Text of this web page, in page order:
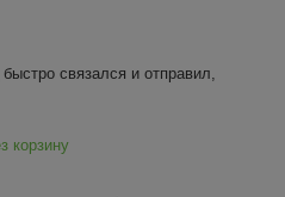
связался и отправил,
корзину